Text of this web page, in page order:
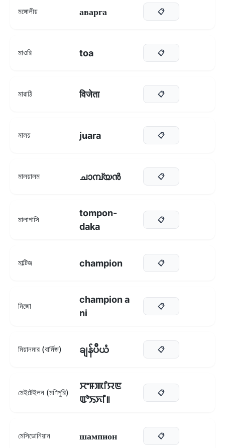
মঙ্গোলীয় аварга 📋
মাওরি toa 📋
মারাঠি विजेता 📋
মালয় juara 📋
মালয়ালম ചാമ്പ്യൻ 📋
মালাগাসি
tompon-
daka
📋
মাল্টিজ champion 📋
মিজো
champion a
ni
📋
মিয়ানমার (বার্মিজ) ချန်ပီယံ 📋
মেইটেইলন (মণিপুরি)
ꯆꯦꯝꯄꯤꯌꯟ
ꯑꯣꯏꯈꯤ꯫
📋
মেসিডোনিয়ান шампион 📋